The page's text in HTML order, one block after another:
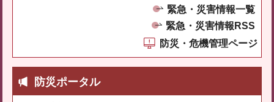
緊急・災害情報一覧
緊急・災害情報RSS
防災・危機管理ページ
防災ポータル